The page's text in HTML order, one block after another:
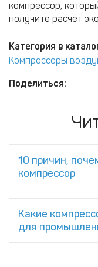
компрессор,
получите расчёт
Категория в
Компрессоры
Поделиться:
10 причин,
компрессор
Какие
для